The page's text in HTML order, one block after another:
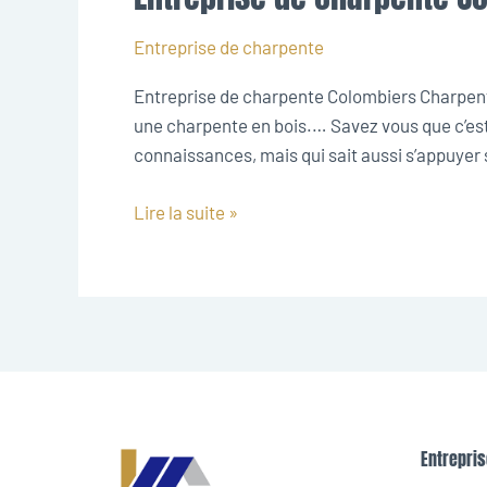
Entreprise de charpente
Entreprise de charpente Colombiers
une charpente en bois.… Savez vous que
connaissances, mais qui sait aussi
de
charpente
Lire la suite »